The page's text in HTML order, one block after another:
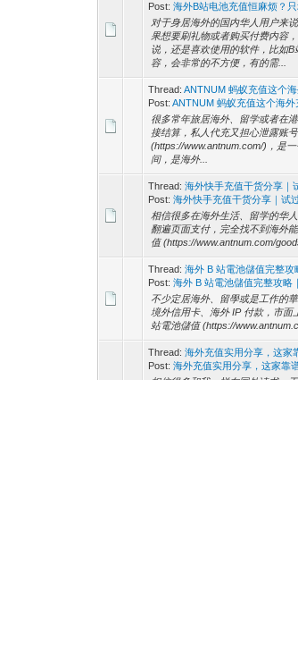
Post:海外B站电池充值恒麻烦？
对于身居海外的国内华人用户来
果想要刷礼物或者购买付费内容
说，还是喜欢使用的软件，比如
容，会非常的不方便，有的需...
Thread:ANTNUM 蚂蚁充值这个
Post:ANTNUM 蚂蚁充值这个海
很多常年旅居海外、留学或者在
接结算，私人代充又担心泄露账
(https://www.antnum.com/)，是
间，是海外...
Thread:海外快手充值干货分享｜
Post:海外快手充值干货分享｜试
相信很多在海外生活、留学的华
翻遍页面支付，完全找不到海外
值 (https://www.antnum.com/
Thread:海外 B 站電池儲值完整
Post:海外 B 站電池儲值完整攻略
不少定居海外、留學或是工作的
境外信用卡、海外 IP 付款，市
站電池儲值 (https://
Thread:海外充值实用分享，这家
Post:海外充值实用分享，这家靠
相信很多和我一样在国外读书、